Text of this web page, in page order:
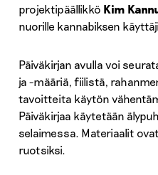
projektipäällikkö Kim
nuorille kannabiksen
Päiväkirjan avulla voi
ja -määriä, fiilistä,
tavoitteita käytön
Päiväkirjaa käytetään
selaimessa. Materiaalit
ruotsiksi.